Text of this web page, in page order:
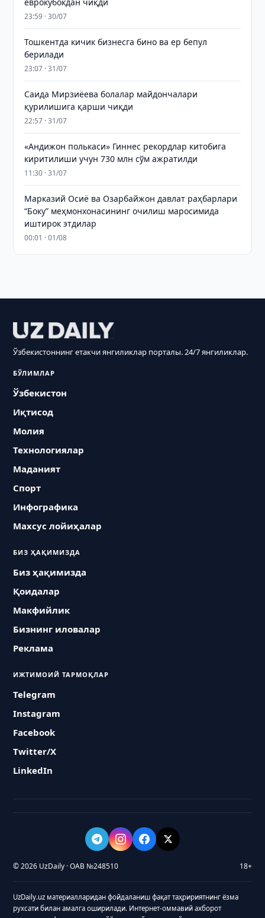
23:59 · 30/07
Тошкентда кичик бизнесга бино ва ер бепул
берилади
23:07 · 31/07
Саида Мирзиёева болалар майдончалари
қурилишига қарши чиқди
22:57 · 31/07
«Андижон полькаси» Гиннес рекордлар китобига
киритилиши учун 730 млн сўм ажратилди
11:30 · 31/07
Марказий Осиё ва Озарбайжон давлат раҳбарлари
“Боку” меҳмонхонасининг очилиш маросимида
иштирок этдилар
00:01 · 01/08
Ўзбекистоннинг етакчи янгиликлар порталы. 24/7 янгиликлар.
БЎЛИМЛАР
Ўзбекистон
Иқтисод
Молия
Технологиялар
Маданият
Спорт
Инфографика
Махсус лойиҳалар
БИЗ ҲАҚИМИЗДА
Биз ҳақимизда
Қоидалар
Макфийлик
Бизнинг иловалар
Реклама
ИЖТИМОИЙ ТАРМОҚЛАР
Telegram
Instagram
Facebook
Twitter/X
LinkedIn
© 2026 UzDaily · ОАВ №248510 18+
UzDaily.uz материалларидан фойдаланиш фақат таҳририятнинг ёзма
рухсати билан амалга оширилади. Интернет-оммавий ахборот